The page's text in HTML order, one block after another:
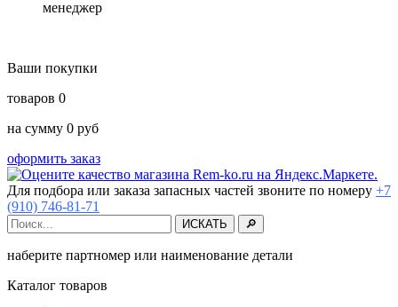
менеджер
Ваши покупки
товаров 0
на сумму 0 руб
оформить заказ
Для подбора или заказа запасных частей звоните по номеру +7
(910) 746-81-71
наберите партномер или наименование детали
Каталог товаров